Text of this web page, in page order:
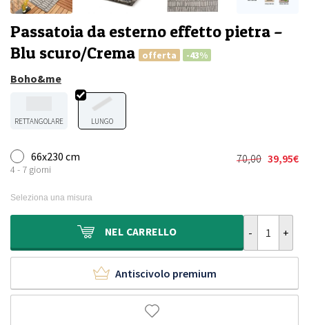
Passatoia da esterno effetto pietra –
Blu scuro/Crema
offerta -43%
Boho&me
RETTANGOLARE LUNGO
66x230 cm
4 - 7 giorni
70,00
Il
70,00€.
39,95€
Il
39,95€.
Seleziona una misura
NEL CARRELLO
Antiscivolo premium